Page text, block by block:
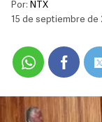
Por: NTX
15 de septiembre de